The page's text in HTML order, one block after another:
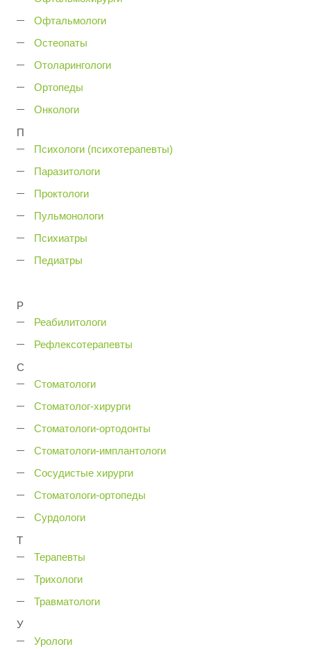
Офтальмологи
Остеопаты
Отоларингологи
Ортопеды
Онкологи
П
Психологи (психотерапевты)
Паразитологи
Проктологи
Пульмонологи
Психиатры
Педиатры
Р
Реабилитологи
Рефлексотерапевты
С
Стоматологи
Стоматолог-хирурги
Стоматологи-ортодонты
Стоматологи-имплантологи
Сосудистые хирурги
Стоматологи-ортопеды
Сурдологи
Т
Терапевты
Трихологи
Травматологи
У
Урологи